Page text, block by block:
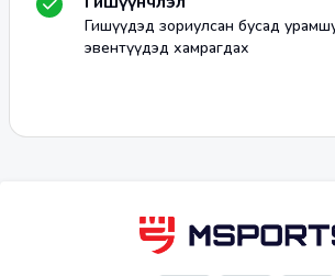
Гишүүдэд зориулсан бусад
эвентүүдэд хамрагдах